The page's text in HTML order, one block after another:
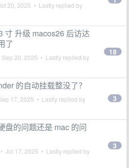
20, 2025 • Lastly replied by
寸 升级 macos26 后访达
了
Sep 20, 2025 • Lastly replied by
18
的自动挂载整没了？
17, 2025 • Lastly replied by 3
盘的问题还是 mac 的问
• Jul 17, 2025 • Lastly replied by
3